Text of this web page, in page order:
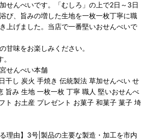
せんべいです。「むしろ」の上で2日～3日
び、旨みの増した生地を一枚一枚丁寧に職
上げました。当店で一番堅いおせんべいで
甘味をお楽しみください。
せんべい本舗
干し 炭火 手焼き 伝統製法 草加せんべい せ
旨み 生地 一枚一枚 丁寧 職人 堅いおせんべ
ト お土産 プレゼント お菓子 和菓子 菓子 埼
理由】3号|製品の主要な製造・加工を市内